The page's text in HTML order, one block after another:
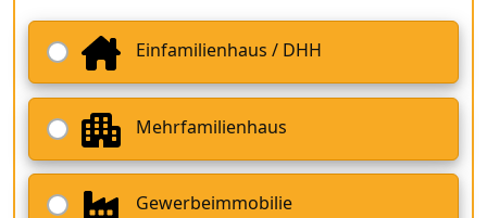
Einfamilienhaus / DHH
Mehrfamilienhaus
Gewerbeimmobilie